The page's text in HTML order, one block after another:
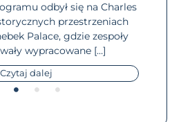
odbył się na Charles
przestrzeniach
Palace, gdzie zespoły
wypracowane […]
Czytaj dalej